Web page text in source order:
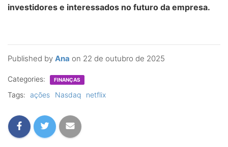
Published by Ana on 22 de outubro de 2025
investidores e interessados no futuro da empresa.
Categories: FINANÇAS
Tags: ações Nasdaq netflix